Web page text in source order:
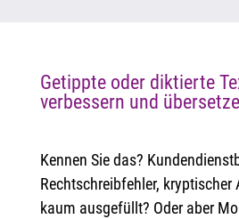
Getippte oder diktierte
verbessern und
Kennen Sie das?
Rechtschreibfehler, kryptischer
kaum ausgefüllt? Oder aber